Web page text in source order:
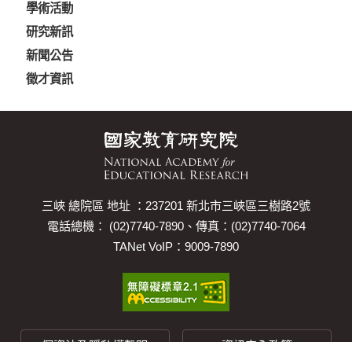
學術活動
研究新訊
新聞公告
徵才資訊
三峽 總院區 地址 ：237201 新北市三峽區三樹路2號
電話總機： (02)7740-7890、傳真：(02)7740-7064
TANet VoIP：9009-7890